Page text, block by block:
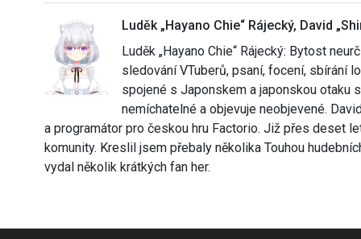
Luděk „Hayano Chie“ Rájecký, David
Luděk „Hayano Chie“ Rájecký: Bytost
sledování VTuberů, psaní, focení, sbírání
spojené s Japonskem a japonskou otaku
nemíchatelné a objevuje neobjevené.
a programátor pro českou hru Factorio. Již přes deset
komunity. Kreslil jsem přebaly několika Touhou
vydal několik krátkých fan her.